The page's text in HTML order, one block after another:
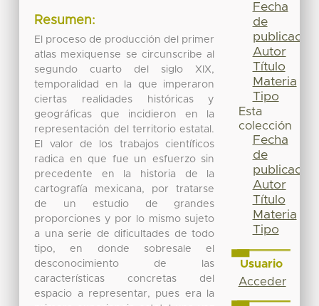
Resumen:
El proceso de producción del primer
atlas mexiquense se circunscribe al
segundo cuarto del siglo XIX,
temporalidad en la que imperaron
ciertas realidades históricas y
geográficas que incidieron en la
representación del territorio estatal.
El valor de los trabajos científicos
radica en que fue un esfuerzo sin
precedente en la historia de la
cartografía mexicana, por tratarse
de un estudio de grandes
proporciones y por lo mismo sujeto
a una serie de dificultades de todo
tipo, en donde sobresale el
desconocimiento de las
características concretas del
espacio a representar, pues era la
Fecha
de
publicación
Autor
Título
Materia
Tipo
Esta
colección
Fecha
de
publicación
Autor
Título
Materia
Tipo
Usuario
Acceder